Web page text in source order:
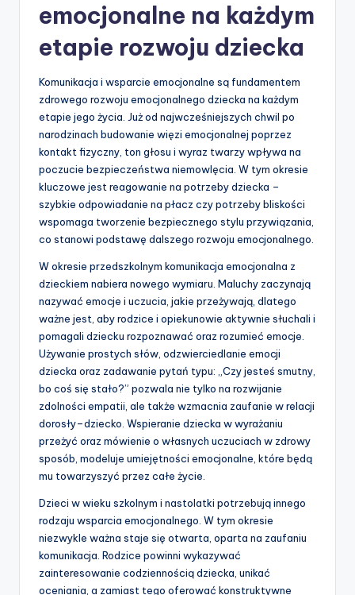
emocjonalne na każdym
etapie rozwoju dziecka
Komunikacja i wsparcie emocjonalne są fundamentem
zdrowego rozwoju emocjonalnego dziecka na każdym
etapie jego życia. Już od najwcześniejszych chwil po
narodzinach budowanie więzi emocjonalnej poprzez
kontakt fizyczny, ton głosu i wyraz twarzy wpływa na
poczucie bezpieczeństwa niemowlęcia. W tym okresie
kluczowe jest reagowanie na potrzeby dziecka –
szybkie odpowiadanie na płacz czy potrzeby bliskości
wspomaga tworzenie bezpiecznego stylu przywiązania,
co stanowi podstawę dalszego rozwoju emocjonalnego.
W okresie przedszkolnym komunikacja emocjonalna z
dzieckiem nabiera nowego wymiaru. Maluchy zaczynają
nazywać emocje i uczucia, jakie przeżywają, dlatego
ważne jest, aby rodzice i opiekunowie aktywnie słuchali i
pomagali dziecku rozpoznawać oraz rozumieć emocje.
Używanie prostych słów, odzwierciedlanie emocji
dziecka oraz zadawanie pytań typu: „Czy jesteś smutny,
bo coś się stało?” pozwala nie tylko na rozwijanie
zdolności empatii, ale także wzmacnia zaufanie w relacji
dorosły–dziecko. Wspieranie dziecka w wyrażaniu
przeżyć oraz mówienie o własnych uczuciach w zdrowy
sposób, modeluje umiejętności emocjonalne, które będą
mu towarzyszyć przez całe życie.
Dzieci w wieku szkolnym i nastolatki potrzebują innego
rodzaju wsparcia emocjonalnego. W tym okresie
niezwykle ważna staje się otwarta, oparta na zaufaniu
komunikacja. Rodzice powinni wykazywać
zainteresowanie codziennością dziecka, unikać
oceniania, a zamiast tego oferować konstruktywne